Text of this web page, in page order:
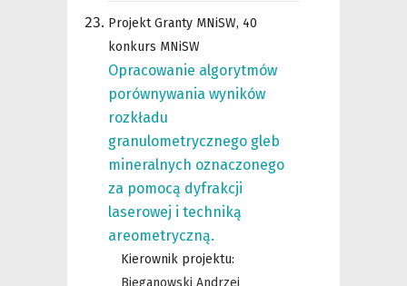
Projekt Granty MNiSW, 40
konkurs MNiSW
Opracowanie algorytmów
porównywania wyników
rozkładu
granulometrycznego gleb
mineralnych oznaczonego
za pomocą dyfrakcji
laserowej i techniką
areometryczną.
Kierownik projektu:
Bieganowski Andrzej